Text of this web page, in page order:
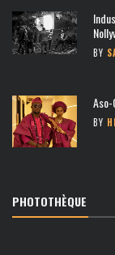
BY
BY
PHOTOTHÈQUE